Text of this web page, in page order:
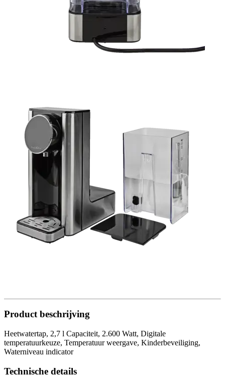
Product beschrijving
Heetwatertap, 2,7 l Capaciteit, 2.600 Watt, Digitale
temperatuurkeuze, Temperatuur weergave, Kinderbeveiliging,
Waterniveau indicator
Technische details